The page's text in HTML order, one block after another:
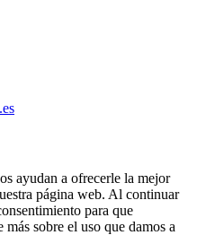
ayudan a ofrecerle la mejor
página web. Al continuar
para que
sobre el uso que damos a